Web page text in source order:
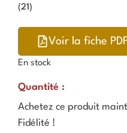
(21)
Voir la fiche PDF
En stock
Quantité :
Achetez ce produit
Fidélité !